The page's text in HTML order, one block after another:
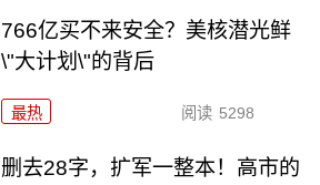
766亿买不来安全？美核潜光鲜
\"大计划\"的背后
最热 阅读 5298
删去28字，扩军一整本！高市的